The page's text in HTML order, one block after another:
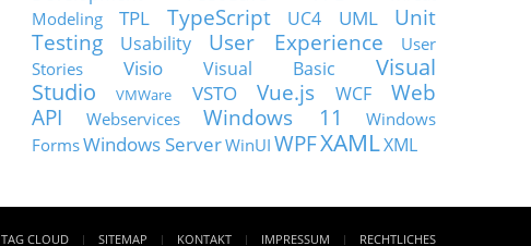
Modeling
TPL TypeScript UC4 UML
Unit
Testing
Usability User Experience
User
Stories
Visio Visual Basic
Visual
Studio
VMWare VSTO Vue.js WCF
Web
API
Webservices Windows 11
Windows
FormsWindows ServerWinUI WPFXAMLXML
TAG CLOUD SITEMAP KONTAKT IMPRESSUM RECHTLICHES